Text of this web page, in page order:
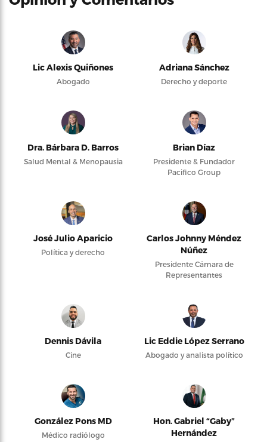
Lic Alexis Quiñones
Abogado
Adriana Sánchez
Derecho y deporte
Dra. Bárbara D. Barros
Salud Mental & Menopausia
Brian Díaz
Presidente & Fundador
Pacifico Group
José Julio Aparicio
Política y derecho
Carlos Johnny Méndez
Núñez
Presidente Cámara de
Representantes
Dennis Dávila
Cine
Lic Eddie López Serrano
Abogado y analista político
González Pons MD
Médico radiólogo
Hon. Gabriel “Gaby”
Hernández